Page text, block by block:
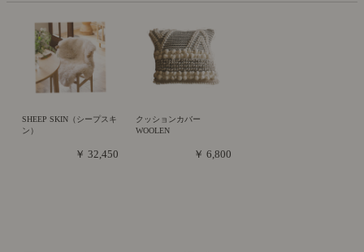
SHEEP SKIN（シープスキ
ン）
￥ 32,450
クッションカバー
WOOLEN
￥ 6,800